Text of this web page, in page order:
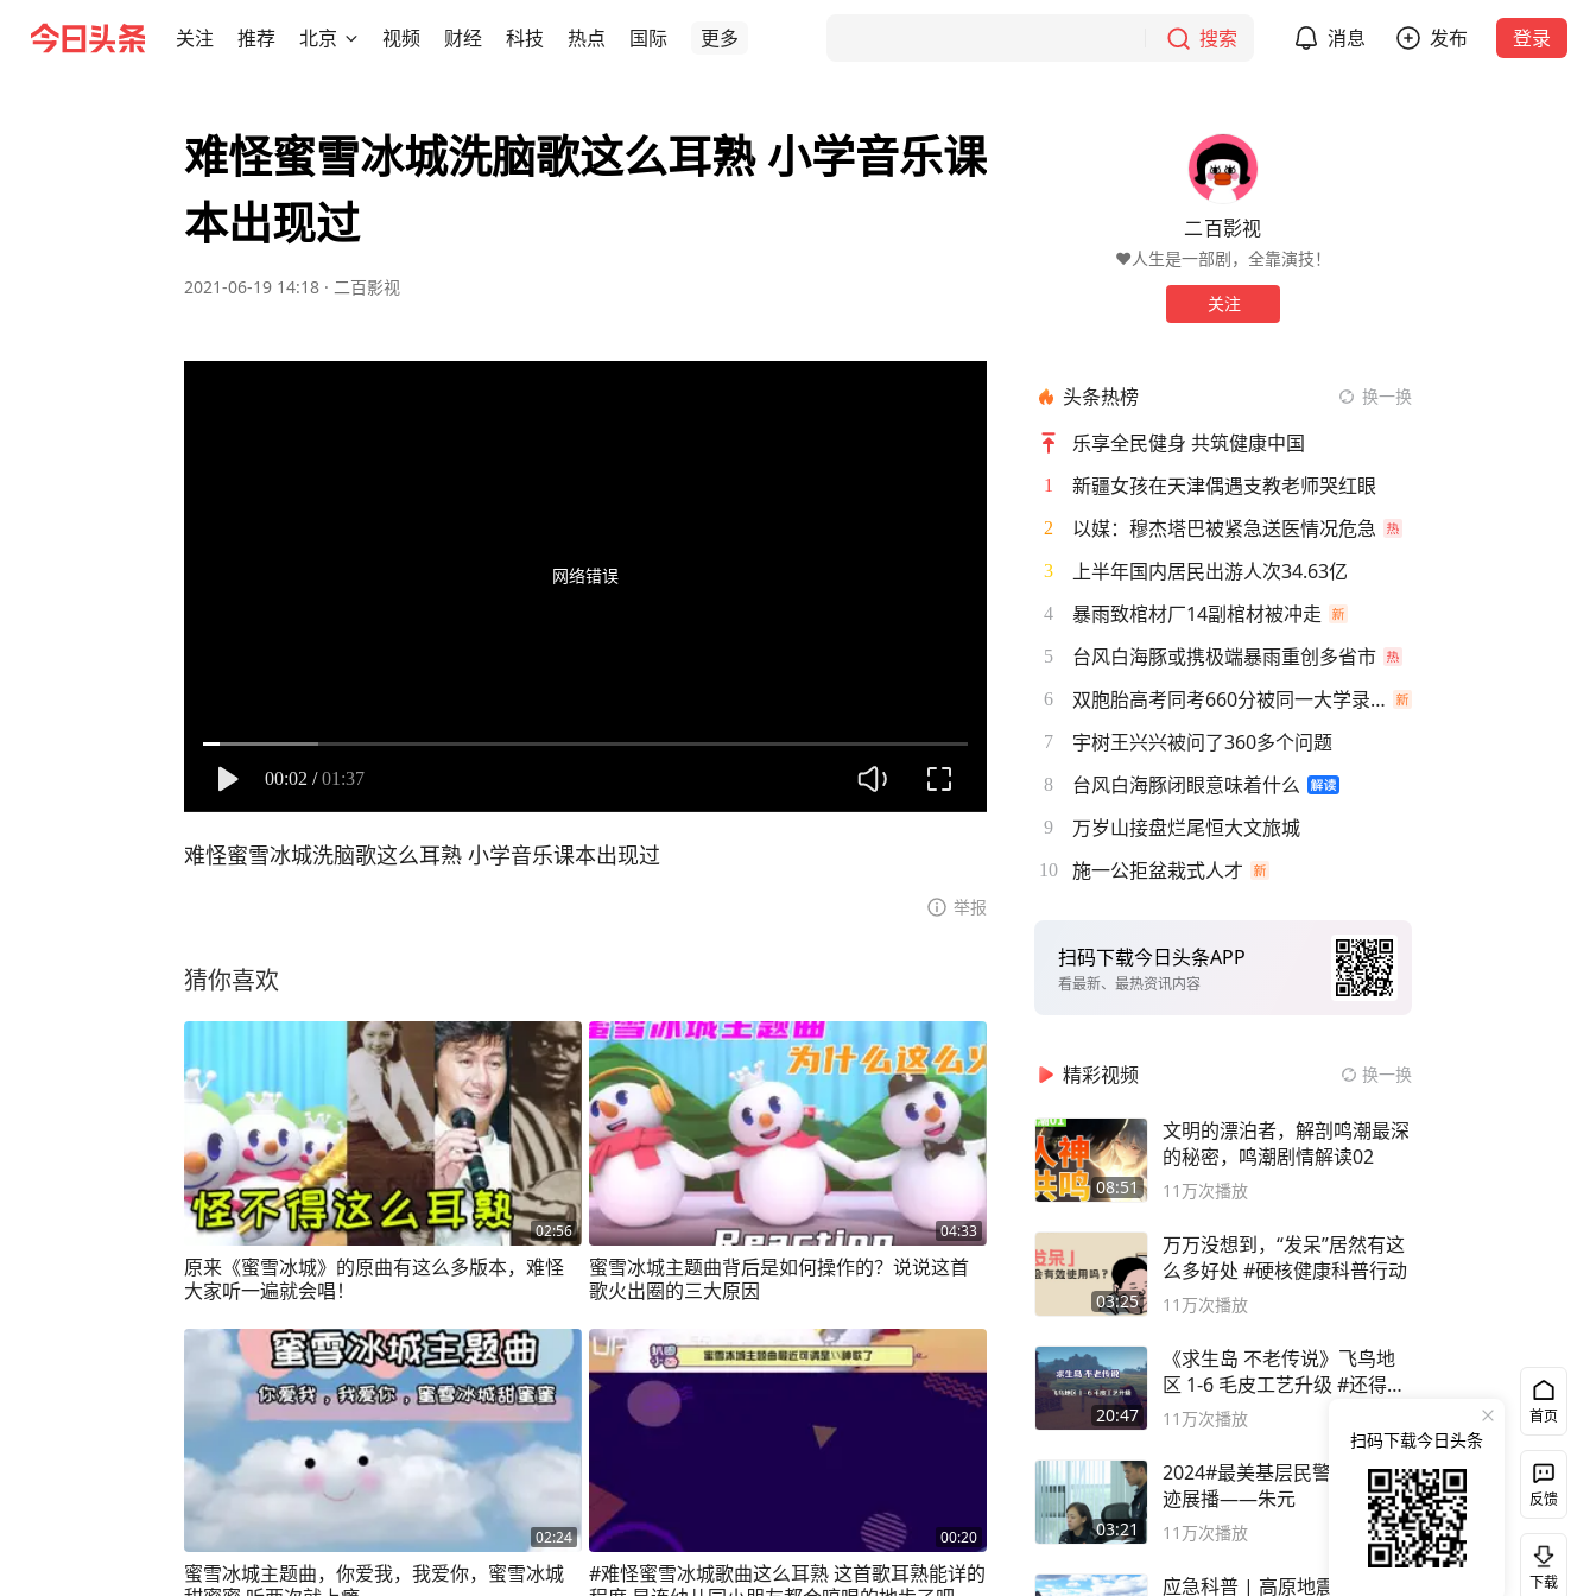
关注 推荐 北京 视频 财经 科技 热点 国际 更多 搜索 消息 发布 登录
难怪蜜雪冰城洗脑歌这么耳熟 小学音乐课
本出现过
2021-06-19 14:18 · 二百影视
网络错误
00:02 / 01:37
难怪蜜雪冰城洗脑歌这么耳熟 小学音乐课本出现过
举报
猜你喜欢
02:56
原来《蜜雪冰城》的原曲有这么多版本，难怪
大家听一遍就会唱！
04:33
蜜雪冰城主题曲背后是如何操作的？说说这首
歌火出圈的三大原因
02:24
蜜雪冰城主题曲，你爱我，我爱你，蜜雪冰城
00:20
#难怪蜜雪冰城歌曲这么耳熟 这首歌耳熟能详的
二百影视
❤️人生是一部剧，全靠演技！
关注
头条热榜 换一换
乐享全民健身 共筑健康中国
1 新疆女孩在天津偶遇支教老师哭红眼
2 以媒：穆杰塔巴被紧急送医情况危急
3 上半年国内居民出游人次34.63亿
4 暴雨致棺材厂14副棺材被冲走
5 台风白海豚或携极端暴雨重创多省市
6 双胞胎高考同考660分被同一大学录取
7 宇树王兴兴被问了360多个问题
8 台风白海豚闭眼意味着什么
9 万岁山接盘烂尾恒大文旅城
10 施一公拒盆栽式人才
扫码下载今日头条APP
看最新、最热资讯内容
精彩视频 换一换
08:51
文明的漂泊者，解剖鸣潮最深
的秘密，鸣潮剧情解读02
11万次播放
03:25
万万没想到，“发呆”居然有这
么多好处 #硬核健康科普行动
11万次播放
20:47
《求生岛 不老传说》飞鸟地
区 1-6 毛皮工艺升级 #还得是
主机大作
11万次播放
03:21
2024#最美基层民警候选人事
迹展播——朱元
11万次播放
应急科普 | 高原地震如何针对
首页
反馈
下载
扫码下载今日头条